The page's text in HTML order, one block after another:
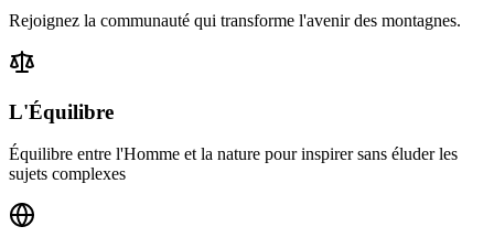
Rejoignez la communauté qui transforme l'avenir des montagnes.
L'Équilibre
Équilibre entre l'Homme et la nature pour inspirer sans éluder les
sujets complexes